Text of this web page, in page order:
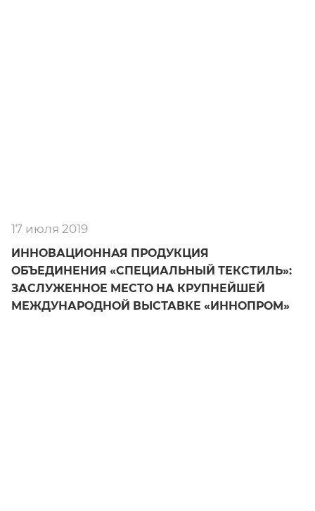
17 июля 2019
ИННОВАЦИОННАЯ ПРОДУКЦИЯ
ОБЪЕДИНЕНИЯ «СПЕЦИАЛЬНЫЙ ТЕКСТИЛЬ»:
ЗАСЛУЖЕННОЕ МЕСТО НА КРУПНЕЙШЕЙ
МЕЖДУНАРОДНОЙ ВЫСТАВКЕ «ИННОПРОМ»